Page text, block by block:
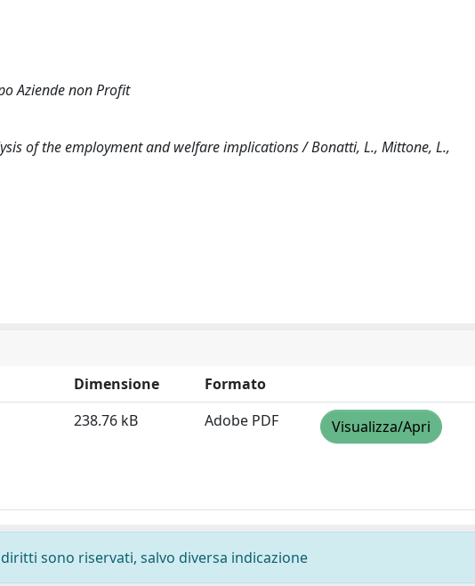
Aziende non Profit
of the employment and welfare implications / Bonatti, L., Mittone, L.,
Dimensione
Formato
238.76 kB Adobe PDF Visualizza/Apri
sono riservati, salvo diversa indicazione